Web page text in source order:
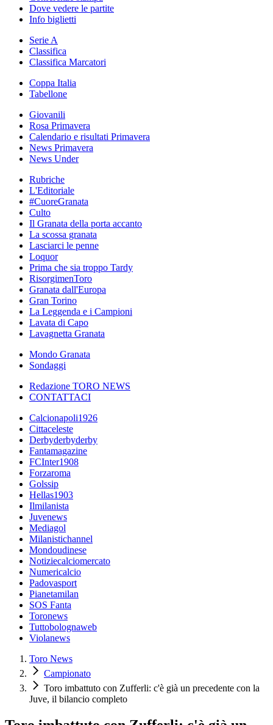
Dove vedere le partite
Info biglietti
Serie A
Classifica
Classifica Marcatori
Coppa Italia
Tabellone
Giovanili
Rosa Primavera
Calendario e risultati Primavera
News Primavera
News Under
Rubriche
L'Editoriale
#CuoreGranata
Culto
Il Granata della porta accanto
La scossa granata
Lasciarci le penne
Loquor
Prima che sia troppo Tardy
RisorgimenToro
Granata dall'Europa
Gran Torino
La Leggenda e i Campioni
Lavata di Capo
Lavagnetta Granata
Mondo Granata
Sondaggi
Redazione TORO NEWS
CONTATTACI
Calcionapoli1926
Cittaceleste
Derbyderbyderby
Fantamagazine
FCInter1908
Forzaroma
Golssip
Hellas1903
Ilmilanista
Juvenews
Mediagol
Milanistichannel
Mondoudinese
Notiziecalciomercato
Numericalcio
Padovasport
Pianetamilan
SOS Fanta
Toronews
Tuttobolognaweb
Violanews
Toro News
Campionato
Toro imbattuto con Zufferli: c'è già un precedente con la
Juve, il bilancio completo